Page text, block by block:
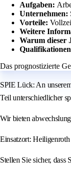
Aufgaben:
Unternehmen:
Vorteile:
Weitere
Warum dieser
Das prognostizierte
SPIE Lück: An
Teil unterschiedlicher
Wir bieten
Einsatzort:
Stellen Sie sicher,